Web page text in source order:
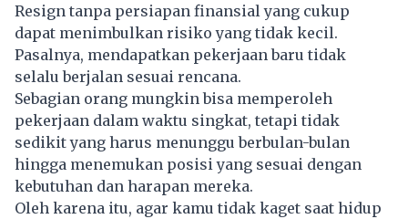
Resign tanpa persiapan finansial yang cukup
dapat menimbulkan risiko yang tidak kecil.
Pasalnya, mendapatkan pekerjaan baru tidak
selalu berjalan sesuai rencana.
Sebagian orang mungkin bisa memperoleh
pekerjaan dalam waktu singkat, tetapi tidak
sedikit yang harus menunggu berbulan-bulan
hingga menemukan posisi yang sesuai dengan
kebutuhan dan harapan mereka.
Oleh karena itu, agar kamu tidak kaget saat hidup